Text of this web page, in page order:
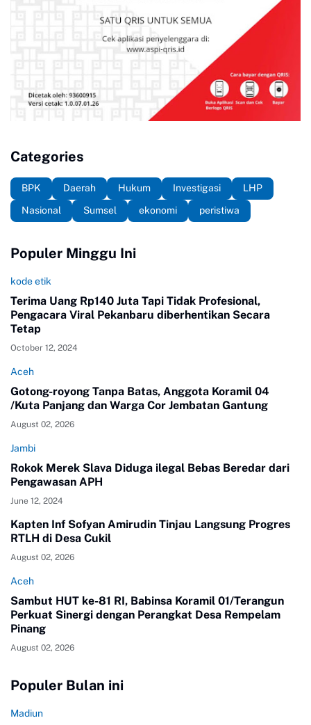
Categories
BPK Daerah Hukum Investigasi
LHP
Nasional
Sumsel ekonomi peristiwa
Populer Minggu Ini
kode etik
Terima Uang Rp140 Juta Tapi Tidak Profesional,
Pengacara Viral Pekanbaru diberhentikan Secara
Tetap
October 12, 2024
Aceh
Gotong-royong Tanpa Batas, Anggota Koramil 04
/Kuta Panjang dan Warga Cor Jembatan Gantung
August 02, 2026
Jambi
Rokok Merek Slava Diduga ilegal Bebas Beredar dari
Pengawasan APH
June 12, 2024
Kapten Inf Sofyan Amirudin Tinjau Langsung Progres
RTLH di Desa Cukil
August 02, 2026
Aceh
Sambut HUT ke-81 RI, Babinsa Koramil 01/Terangun
Perkuat Sinergi dengan Perangkat Desa Rempelam
Pinang
August 02, 2026
Populer Bulan ini
Madiun